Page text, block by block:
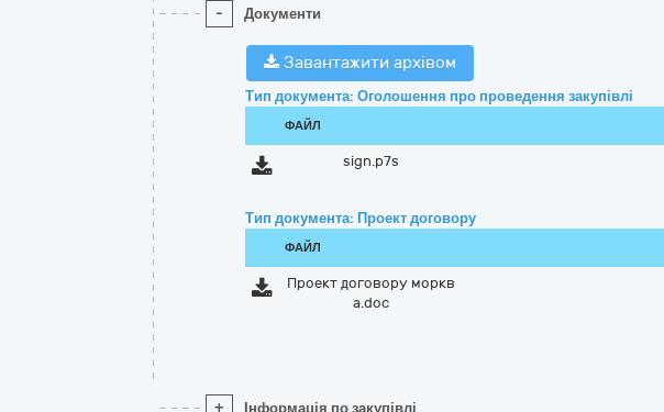
- Документи
Завантажити архівом
Тип документа: Оголошення про проведення закупівлі
ФАЙЛ
sign.p7s
Тип документа: Проект договору
ФАЙЛ
Проект договору моркв
а.doc
+ Інформація по закупівлі